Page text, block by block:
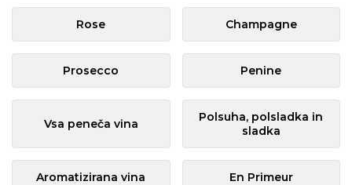
Rose Champagne
Prosecco Penine
Vsa peneča vina
Polsuha, polsladka in
sladka
Aromatizirana vina En Primeur